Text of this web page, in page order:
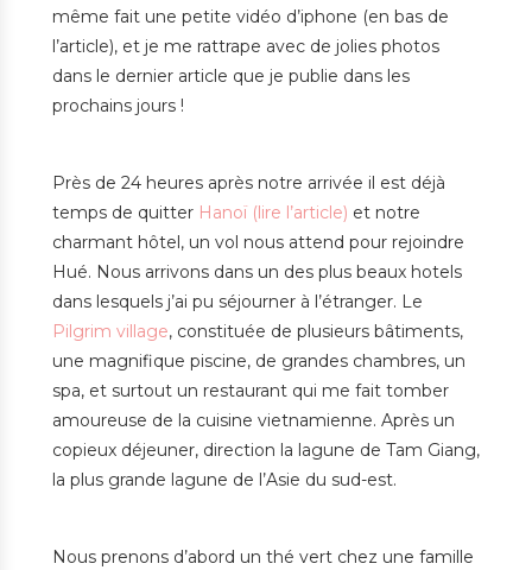
même fait une petite vidéo d’iphone (en bas de
l’article), et je me rattrape avec de jolies photos
dans le dernier article que je publie dans les
prochains jours !
Près de 24 heures après notre arrivée il est déjà
temps de quitter Hanoï (lire l’article) et notre
charmant hôtel, un vol nous attend pour rejoindre
Hué. Nous arrivons dans un des plus beaux hotels
dans lesquels j’ai pu séjourner à l’étranger. Le
Pilgrim village, constituée de plusieurs bâtiments,
une magnifique piscine, de grandes chambres, un
spa, et surtout un restaurant qui me fait tomber
amoureuse de la cuisine vietnamienne. Après un
copieux déjeuner, direction la lagune de Tam Giang,
la plus grande lagune de l’Asie du sud-est.
Nous prenons d’abord un thé vert chez une famille